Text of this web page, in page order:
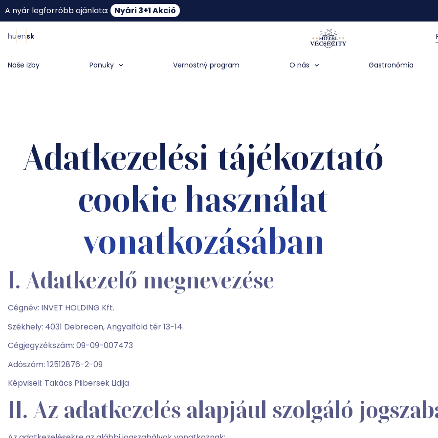
A nyár legforróbb ajánlata: Nyári 3+1 Akció
huensk
Naše izby Ponuky Vernostný program O nás Gastronómia
Adatkezelési tájékoztató
cookie használat
vonatkozásában
I. Adatkezelő megnevezése
Cégnév: INVET HOLDING Kft.
Székhely: 4031 Debrecen, Angyalföld tér 13-14.
Cégjegyzékszám: 09-09-007473
Adószám: 12512876-2-09
Képviseli: Takács Plibersek Lidija
II. Az adatkezelés alapjául szolgáló